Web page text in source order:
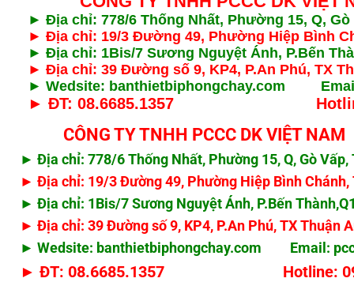
► Địa chỉ: 778/6 Thống Nhất, Phường 15, Q,
► Địa chỉ: 19/3 Đường 49, Phường Hiệp Bình
► Địa chỉ: 1Bis/7 Sương Nguyệt Ánh, P.Bến
► Địa chỉ: 39 Đường số 9, KP4, P.An Phú, TX
► Wedsite: banthietbiphongchay.com
► ĐT: 08.6685.1357 Hotline:
CÔNG TY TNHH PCCC DK VIỆT NAM
► Địa chỉ: 778/6 Thống Nhất, Phường 15, Q, Gò
► Địa chỉ: 19/3 Đường 49, Phường Hiệp Bình Chánh,
► Địa chỉ: 1Bis/7 Sương Nguyệt Ánh, P.Bến
► Địa chỉ: 39 Đường số 9, KP4, P.An Phú, TX Thuận
► Wedsite: banthietbiphongchay.com Email:
► ĐT: 08.6685.1357 Hotline: